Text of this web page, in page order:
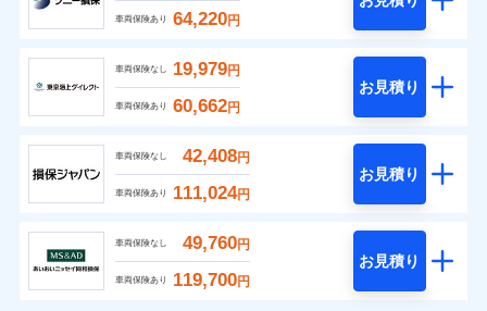
車両保険あり 64,220円
車両保険なし 19,979円
車両保険あり 60,662円
お見積り
車両保険なし 42,408円
車両保険あり 111,024円
お見積り
車両保険なし 49,760円
車両保険あり 119,700円
お見積り